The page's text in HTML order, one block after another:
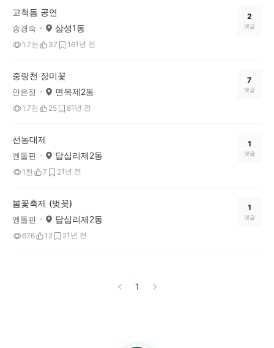
고척돔 공연
송경숙 삼성1동
1.7천 37 161년 전
2
댓글
중랑천 장미꽃
안은정 면목제2동
1.7천 25 81년 전
7
댓글
선농대제
엔돌핀 답십리제2동
1천 7 21년 전
1
댓글
봄꽃축제 (벚꽂)
엔돌핀 답십리제2동
676 12 21년 전
1
댓글
1